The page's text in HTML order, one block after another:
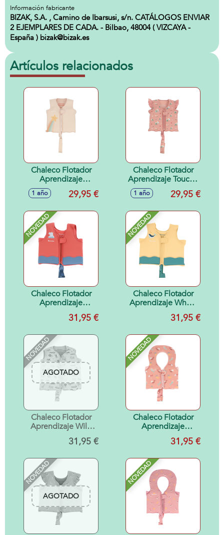
Información fabricante
BIZAK, S.A. , Camino de Ibarsusi, s/n. CATÁLOGOS ENVIAR
2 EJEMPLARES DE CADA. - Bilbao, 48004 ( VIZCAYA -
España ) bizak@bizak.es
Artículos relacionados
Chaleco Flotador
Aprendizaje
Starlight 1-2 años
1 año 29,95 €
Chaleco Flotador
Aprendizaje Toucan
1-2 años
1 año 29,95 €
NOVEDAD
Chaleco Flotador
Aprendizaje
Hippos 2-3 años
31,95 €
NOVEDAD
Chaleco Flotador
Aprendizaje Whale
Teal 2-3 años31,95 €
NOVEDAD
AGOTADO
Chaleco Flotador
Aprendizaje Wild
Animals 2-3 años
31,95 €
NOVEDAD
Chaleco Flotador
Aprendizaje
Mermaid Cats Talla
1-2 años31,95 €
NOVEDAD
AGOTADO
NOVEDAD